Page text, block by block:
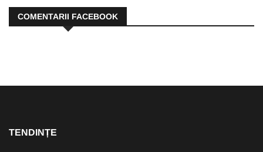
COMENTARII FACEBOOK
TENDINȚE